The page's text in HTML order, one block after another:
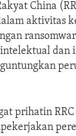
China
aktivitas
dan
prihatin